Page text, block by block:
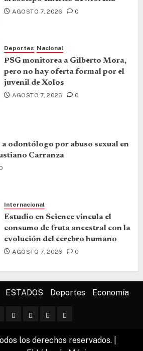
AGOSTO 7, 2026 0
Deportes Nacional
PSG monitorea a Gilberto Mora,
pero no hay oferta formal por el
juvenil de Xolos
AGOSTO 7, 2026 0
odontólogo por abuso sexual en
Carranza
0
Internacional
Estudio en Science vincula el
consumo de fruta ancestral con la
evolución del cerebro humano
AGOSTO 7, 2026 0
ESTADOS Deportes Economía
los derechos reservados.